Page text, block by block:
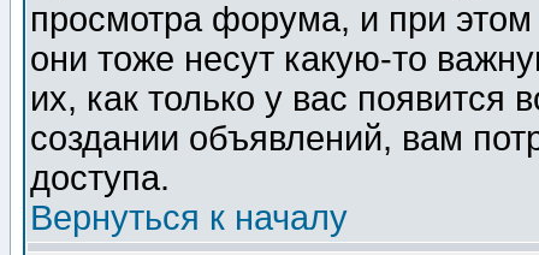
просмотра форума, и при
они тоже несут какую-то
их, как только у вас появится
создании объявлений, вам
доступа.
Вернуться к началу